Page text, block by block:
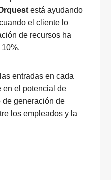
está ayudando
el cliente lo
de recursos ha
entradas en cada
en el potencial de
de generación de
los empleados y la